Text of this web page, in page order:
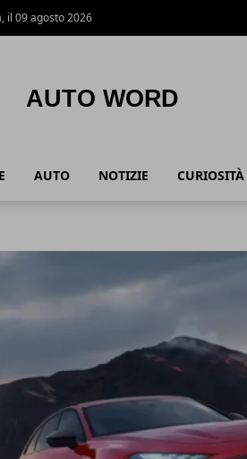
il 09 agosto 2026
AUTO NOTIZIE CURIOSITÀ
in Evidenza